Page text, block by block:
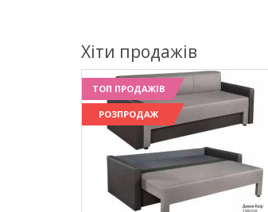
Хіти продажів
ТОП ПРОДАЖІВ
РОЗПРОДАЖ